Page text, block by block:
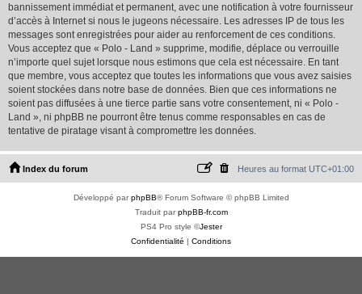
bannissement immédiat et permanent, avec une notification à votre fournisseur
d’accès à Internet si nous le jugeons nécessaire. Les adresses IP de tous les
messages sont enregistrées pour aider au renforcement de ces conditions.
Vous acceptez que « Polo - Land » supprime, modifie, déplace ou verrouille
n’importe quel sujet lorsque nous estimons que cela est nécessaire. En tant
que membre, vous acceptez que toutes les informations que vous avez saisies
soient stockées dans notre base de données. Bien que ces informations ne
soient pas diffusées à une tierce partie sans votre consentement, ni « Polo -
Land », ni phpBB ne pourront être tenus comme responsables en cas de
tentative de piratage visant à compromettre les données.
Index du forum Heures au format UTC+01:00
Développé parphpBB® Forum Software © phpBB Limited
Traduit parphpBB-fr.com
PS4 Pro style ©Jester
Confidentialité | Conditions